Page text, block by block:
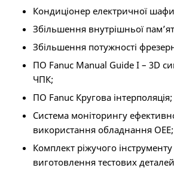
Кондиціонер електричної
Збільшення внутрішньої
Збільшення потужності
ПО Fanuc Manual Guide I – 3D
ЧПК;
ПО Fanuc Кругова інтерполяція;
Система моніторингу
використання обладнання OEE;
Комплект ріжучого
виготовлення тестових